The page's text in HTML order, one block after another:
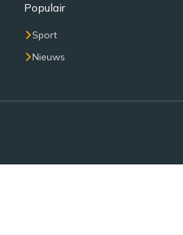
Populair
Sport
Nieuws